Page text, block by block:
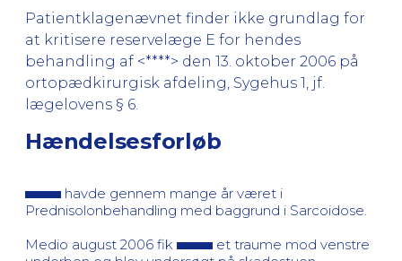
Patientklagenævnet finder ikke grundlag for
at kritisere reservelæge E for hendes
behandling af <****> den 13. oktober 2006 på
ortopædkirurgisk afdeling, Sygehus 1, jf.
lægelovens § 6.
Hændelsesforløb
havde gennem mange år været i
Prednisolonbehandling med baggrund i Sarcoidose.
Medio august 2006 fik
et traume mod venstre